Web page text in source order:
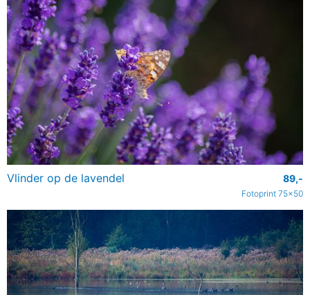
Vlinder op de lavendel 89,-
Fotoprint 75x50